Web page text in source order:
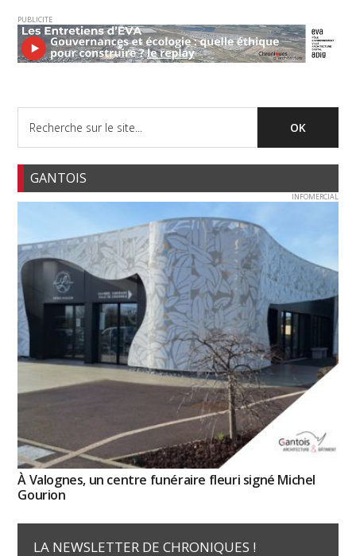
PUBLICITE
GANTOIS
INFOMERCIAL
À Valognes, un centre funéraire fleuri signé Michel
Gourion
LA NEWSLETTER DE CHRONIQUES !